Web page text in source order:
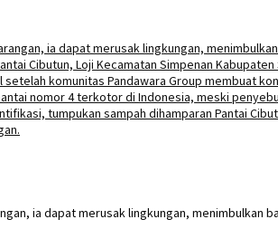
ia dapat merusak lingkungan, menimbulkan